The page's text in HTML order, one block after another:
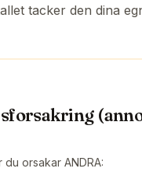
tacker den dina
orsakar ANDRA: